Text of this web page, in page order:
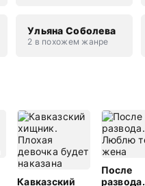
Ульяна Соболева
2 в похожем жанре
Кавказский
После
развода.